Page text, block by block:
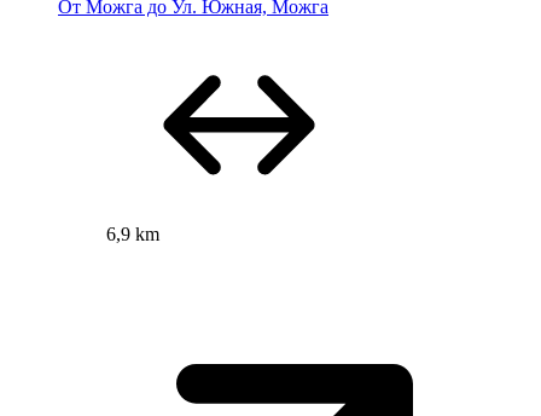
От Можга до Ул. Южная, Можга
6,9 km